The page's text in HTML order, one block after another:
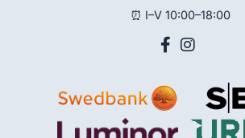
⏰ I–V 10:00–18:00